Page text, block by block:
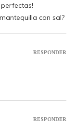
con sal?
RESPONDER
RESPONDER